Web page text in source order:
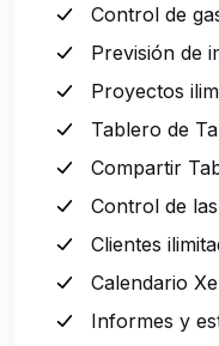
Control de
Previsión de
Proyectos
Tablero de
Compartir
Control de
Clientes
Calendario
Informes y